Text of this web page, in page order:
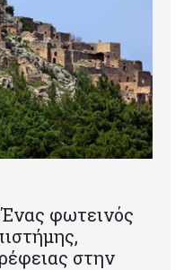
φωτεινός
στην